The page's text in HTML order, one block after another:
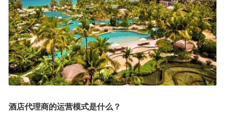
酒店代理商的运营模式是什么？